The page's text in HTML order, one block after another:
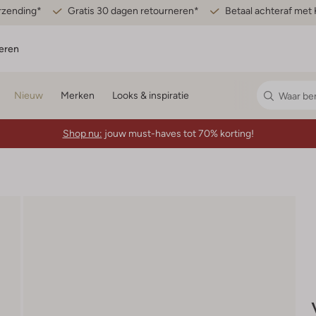
Gratis 30 dagen retourneren* Betaal achteraf met
Nieuw Merken Looks & inspiratie
Shop nu: jouw must-haves tot 70% korting!